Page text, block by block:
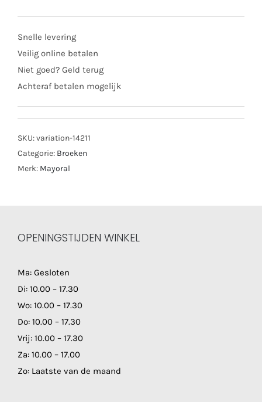
Snelle levering
Veilig online betalen
Niet goed? Geld terug
Achteraf betalen mogelijk
SKU:variation-14211
Categorie: Broeken
Merk: Mayoral
OPENINGSTIJDEN WINKEL
Ma: Gesloten
Di: 10.00 – 17.30
Wo: 10.00 – 17.30
Do: 10.00 – 17.30
Vrij: 10.00 – 17.30
Za: 10.00 – 17.00
Zo: Laatste van de maand